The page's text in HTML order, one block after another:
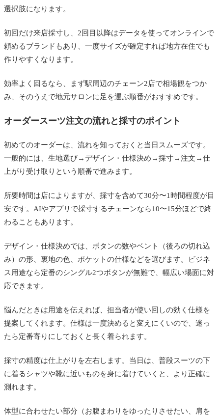
選択肢になります。
初回だけ来店採寸し、2回目以降はデータを使ってオンラインで
頼めるブランドもあり、一度サイズが確定すれば地方在住でも
作りやすくなります。
効率よく回るなら、まず駅周辺のチェーン2店で相場観をつか
み、そのうえで地元サロンに足を運ぶ順番がおすすめです。
オーダースーツ注文の流れと採寸のポイント
初めてのオーダーは、流れを知っておくと当日スムーズです。
一般的には、生地選び→デザイン・仕様決め→採寸→注文→仕
上がり受け取りという順番で進みます。
所要時間は店によりますが、採寸を含めて30分〜1時間程度が目
安です。AIやアプリで採寸するチェーンなら10〜15分ほどで終
わることもあります。
デザイン・仕様決めでは、ボタンの数やベント（後ろの切れ込
み）の形、裏地の色、ポケットの仕様などを選びます。ビジネ
ス用途なら定番のシングル2つボタンが無難で、幅広い場面に対
応できます。
悩んだときは用途を伝えれば、担当者が使い回しの効く仕様を
提案してくれます。仕様は一度決めると変えにくいので、迷っ
たら定番寄りにしておくと長く着られます。
採寸の精度は仕上がりを左右します。当日は、普段スーツの下
に着るシャツや靴に近いものを身に着けていくと、より正確に
測れます。
体型に合わせたい部分（お腹まわりをゆったりさせたい、肩を